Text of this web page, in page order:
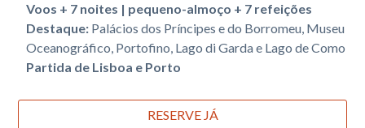
Voos + 7 noites | pequeno-almoço + 7 refeições
Destaque: Palácios dos Príncipes e do Borromeu, Museu
Oceanográfico, Portofino, Lago di Garda e Lago de Como
Partida de Lisboa e Porto
RESERVE JÁ